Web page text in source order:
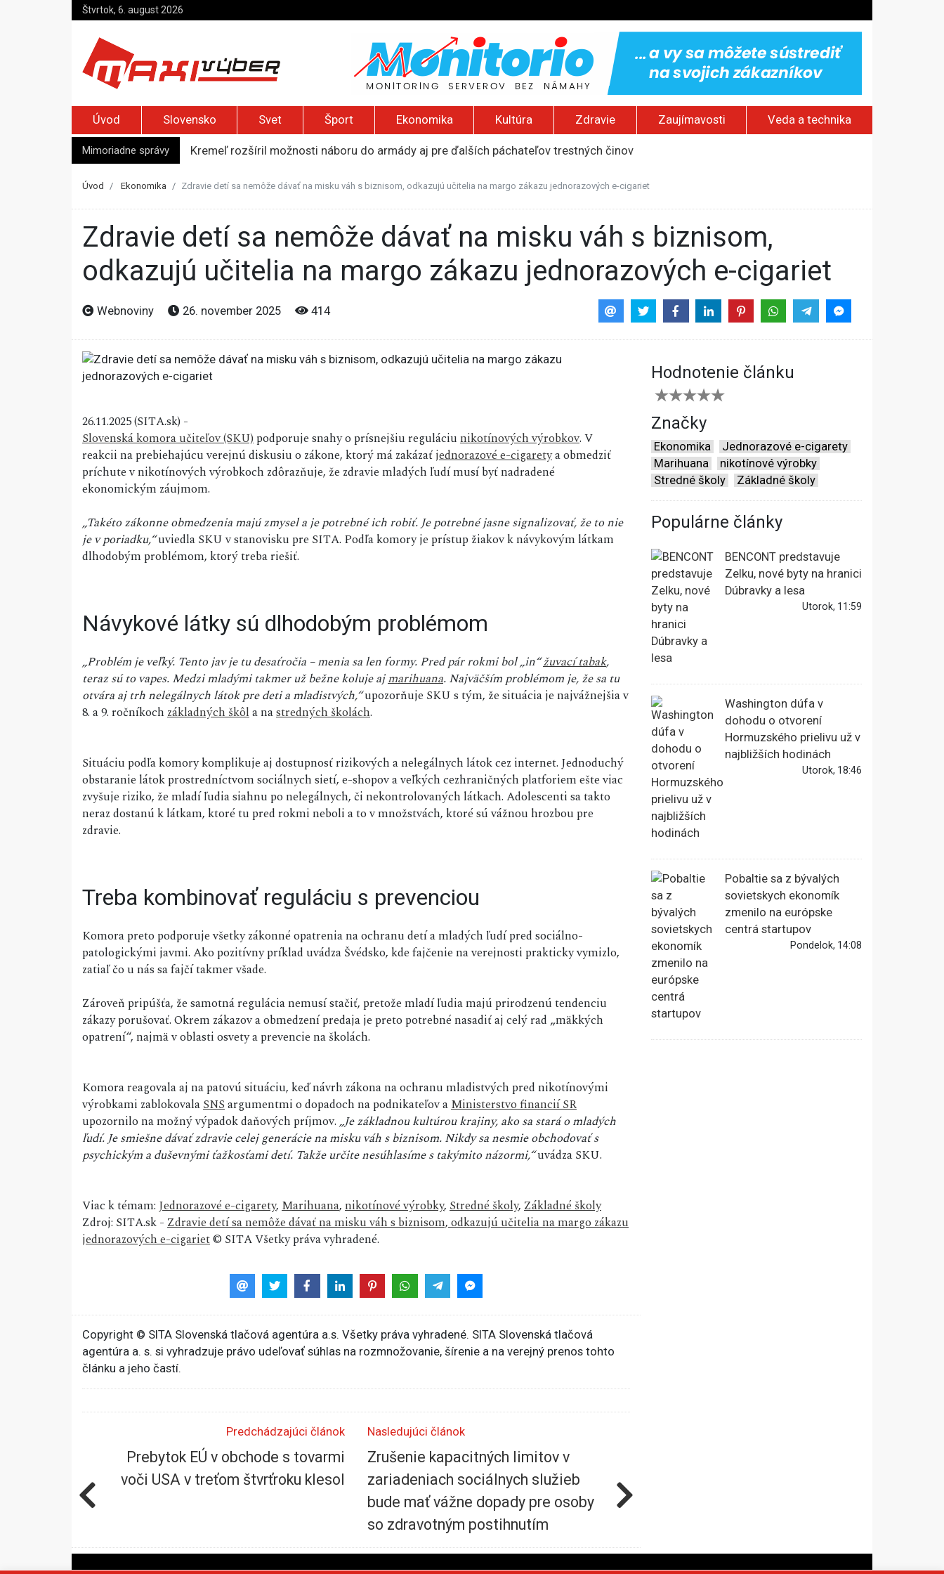
Štvrtok, 6. august 2026
Úvod Slovensko Svet Šport Ekonomika Kultúra Zdravie Zaujímavosti Veda a technika
Mimoriadne správy
Kremeľ rozšíril možnosti náboru do armády aj pre ďalších páchateľov trestných činov
Austrálsky politik priznal, že počas rokovania odoslal správu „moja práca je nudná“
Úvod Ekonomika Zdravie detí sa nemôže dávať na misku váh s biznisom, odkazujú učitelia na margo zákazu jednorazových e-cigariet
Zdravie detí sa nemôže dávať na misku váh s biznisom,
odkazujú učitelia na margo zákazu jednorazových e-cigariet
Webnoviny 26. november 2025 414
26.11.2025 (SITA.sk) -
Slovenská komora učiteľov (SKU)podporuje snahy o prísnejšiu reguláciunikotínových výrobkov. V
reakcii na prebiehajúcu verejnú diskusiu o zákone, ktorý má zakázaťjednorazové e-cigaretya obmedziť
príchute v nikotínových výrobkoch zdôrazňuje, že zdravie mladých ľudí musí byť nadradené
ekonomickým záujmom.
„Takéto zákonne obmedzenia majú zmysel a je potrebné ich robiť. Je potrebné jasne signalizovať, že to nie
je v poriadku,“uviedla SKU v stanovisku pre SITA. Podľa komory je prístup žiakov k návykovým látkam
dlhodobým problémom, ktorý treba riešiť.
Návykové látky sú dlhodobým problémom
„Problém je veľký. Tento jav je tu desaťročia – menia sa len formy. Pred pár rokmi bol „in“žuvací tabak,
teraz sú to vapes. Medzi mladými takmer už bežne koluje ajmarihuana. Najväčším problémom je, že sa tu
otvára aj trh nelegálnych látok pre deti a mladistvých,“upozorňuje SKU s tým, že situácia je najvážnejšia v
8. a 9. ročníkochzákladných škôla nastredných školách.
Situáciu podľa komory komplikuje aj dostupnosť rizikových a nelegálnych látok cez internet. Jednoduchý
obstaranie látok prostredníctvom sociálnych sietí, e-shopov a veľkých cezhraničných platforiem ešte viac
zvyšuje riziko, že mladí ľudia siahnu po nelegálnych, či nekontrolovaných látkach. Adolescenti sa takto
neraz dostanú k látkam, ktoré tu pred rokmi neboli a to v množstvách, ktoré sú vážnou hrozbou pre
zdravie.
Treba kombinovať reguláciu s prevenciou
Komora preto podporuje všetky zákonné opatrenia na ochranu detí a mladých ľudí pred sociálno-
patologickými javmi. Ako pozitívny príklad uvádza Švédsko, kde fajčenie na verejnosti prakticky vymizlo,
zatiaľ čo u nás sa fajčí takmer všade.
Zároveň pripúšťa, že samotná regulácia nemusí stačiť, pretože mladí ľudia majú prirodzenú tendenciu
zákazy porušovať. Okrem zákazov a obmedzení predaja je preto potrebné nasadiť aj celý rad „mäkkých
opatrení“, najmä v oblasti osvety a prevencie na školách.
Komora reagovala aj na patovú situáciu, keď návrh zákona na ochranu mladistvých pred nikotínovými
výrobkami zablokovalaSNSargumentmi o dopadoch na podnikateľov aMinisterstvo financií SR
upozornilo na možný výpadok daňových príjmov.„Je základnou kultúrou krajiny, ako sa stará o mladých
ľudí. Je smiešne dávať zdravie celej generácie na misku váh s biznisom. Nikdy sa nesmie obchodovať s
psychickým a duševnými ťažkosťami detí. Takže určite nesúhlasíme s takýmito názormi,“uvádza SKU.
Viac k témam:Jednorazové e-cigarety,Marihuana,nikotínové výrobky,Stredné školy,Základné školy
Zdroj: SITA.sk -Zdravie detí sa nemôže dávať na misku váh s biznisom, odkazujú učitelia na margo zákazu
jednorazových e-cigariet© SITA Všetky práva vyhradené.
Hodnotenie článku
Značky
Ekonomika
Jednorazové e-cigarety
Marihuana
nikotínové výrobky
Stredné školy
Základné školy
Populárne články
BENCONT predstavuje
Zelku, nové byty na hranici
Dúbravky a lesa
Utorok, 11:59
Washington dúfa v
dohodu o otvorení
Hormuzského prielivu už v
najbližších hodinách
Utorok, 18:46
Pobaltie sa z bývalých
sovietskych ekonomík
zmenilo na európske
centrá startupov
Pondelok, 14:08
Copyright © SITA Slovenská tlačová agentúra a.s. Všetky práva vyhradené. SITA Slovenská tlačová
agentúra a. s. si vyhradzuje právo udeľovať súhlas na rozmnožovanie, šírenie a na verejný prenos tohto
článku a jeho častí.
Predchádzajúci článok
Prebytok EÚ v obchode s tovarmi
voči USA v treťom štvrťroku klesol
Nasledujúci článok
Zrušenie kapacitných limitov v
zariadeniach sociálnych služieb
bude mať vážne dopady pre osoby
so zdravotným postihnutím